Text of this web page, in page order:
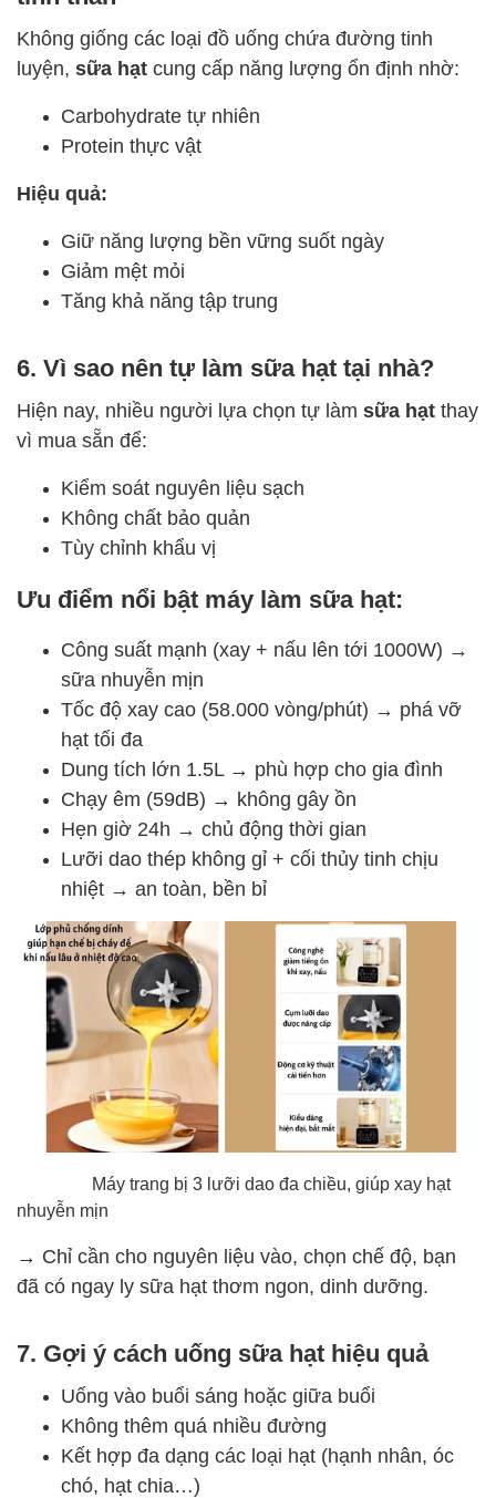
Không giống các loại đồ uống chứa đường tinh
luyện, sữa hạt cung cấp năng lượng ổn định nhờ:
Carbohydrate tự nhiên
Protein thực vật
Hiệu quả:
Giữ năng lượng bền vững suốt ngày
Giảm mệt mỏi
Tăng khả năng tập trung
6. Vì sao nên tự làm sữa hạt tại nhà?
Hiện nay, nhiều người lựa chọn tự làm sữa hạt thay
vì mua sẵn để:
Kiểm soát nguyên liệu sạch
Không chất bảo quản
Tùy chỉnh khẩu vị
Ưu điểm nổi bật máy làm sữa hạt:
Công suất mạnh (xay + nấu lên tới 1000W) →
sữa nhuyễn mịn
Tốc độ xay cao (58.000 vòng/phút) → phá vỡ
hạt tối đa
Dung tích lớn 1.5L → phù hợp cho gia đình
Chạy êm (59dB) → không gây ồn
Hẹn giờ 24h → chủ động thời gian
Lưỡi dao thép không gỉ + cối thủy tinh chịu
nhiệt → an toàn, bền bỉ
Máy trang bị 3 lưỡi dao đa chiều, giúp xay hạt
nhuyễn mịn
→ Chỉ cần cho nguyên liệu vào, chọn chế độ, bạn
đã có ngay ly sữa hạt thơm ngon, dinh dưỡng.
7. Gợi ý cách uống sữa hạt hiệu quả
Uống vào buổi sáng hoặc giữa buổi
Không thêm quá nhiều đường
Kết hợp đa dạng các loại hạt (hạnh nhân, óc
chó, hạt chia…)